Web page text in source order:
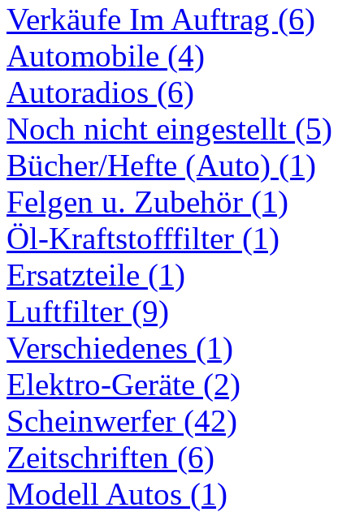
Verkäufe Im Auftrag (6)
Automobile (4)
Autoradios (6)
Noch nicht eingestellt (5)
Bücher/Hefte (Auto) (1)
Felgen u. Zubehör (1)
Öl-Kraftstofffilter (1)
Ersatzteile (1)
Luftfilter (9)
Verschiedenes (1)
Elektro-Geräte (2)
Scheinwerfer (42)
Zeitschriften (6)
Modell Autos (1)